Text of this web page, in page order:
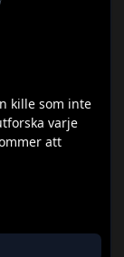
kille som inte
varje
att